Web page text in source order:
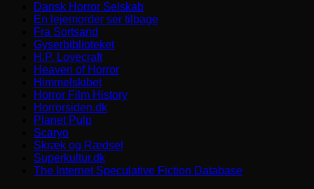
Dansk Horror Selskab
En lejemorder ser tilbage
Fra Sortsand
Gyserbiblioteket
H.P. Lovecraft
Heaven of Horror
Himmelskibet
Horror Film History
Horrorsiden.dk
Planet Pulp
Scaryo
Skræk og Rædsel
Superkultur.dk
The Internet Speculative Fiction Database